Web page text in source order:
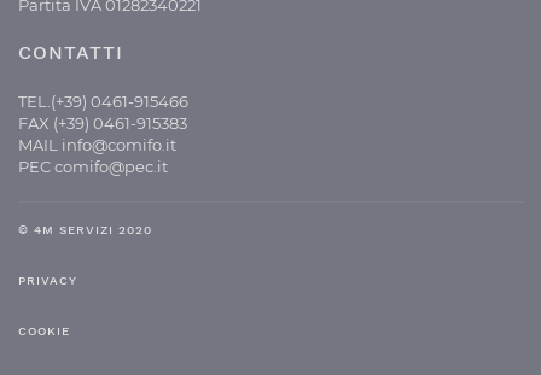
Partita IVA 01282340221
CONTATTI
TEL.(+39) 0461-915466
FAX (+39) 0461-915383
MAIL info@comifo.it
PECcomifo@pec.it
© 4M SERVIZI 2020
PRIVACY
COOKIE